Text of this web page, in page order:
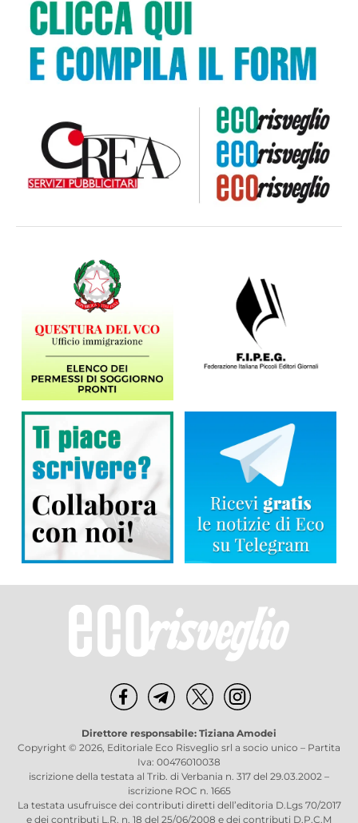
Direttore responsabile: Tiziana Amodei
Copyright © 2026, Editoriale Eco Risveglio srl a socio unico – Partita
Iva: 00476010038
iscrizione della testata al Trib. di Verbania n. 317 del 29.03.2002 –
iscrizione ROC n. 1665
La testata usufruisce dei contributi diretti dell’editoria D.Lgs 70/2017
e dei contributi L.R. n. 18 del 25/06/2008 e dei contributi D.P.C.M